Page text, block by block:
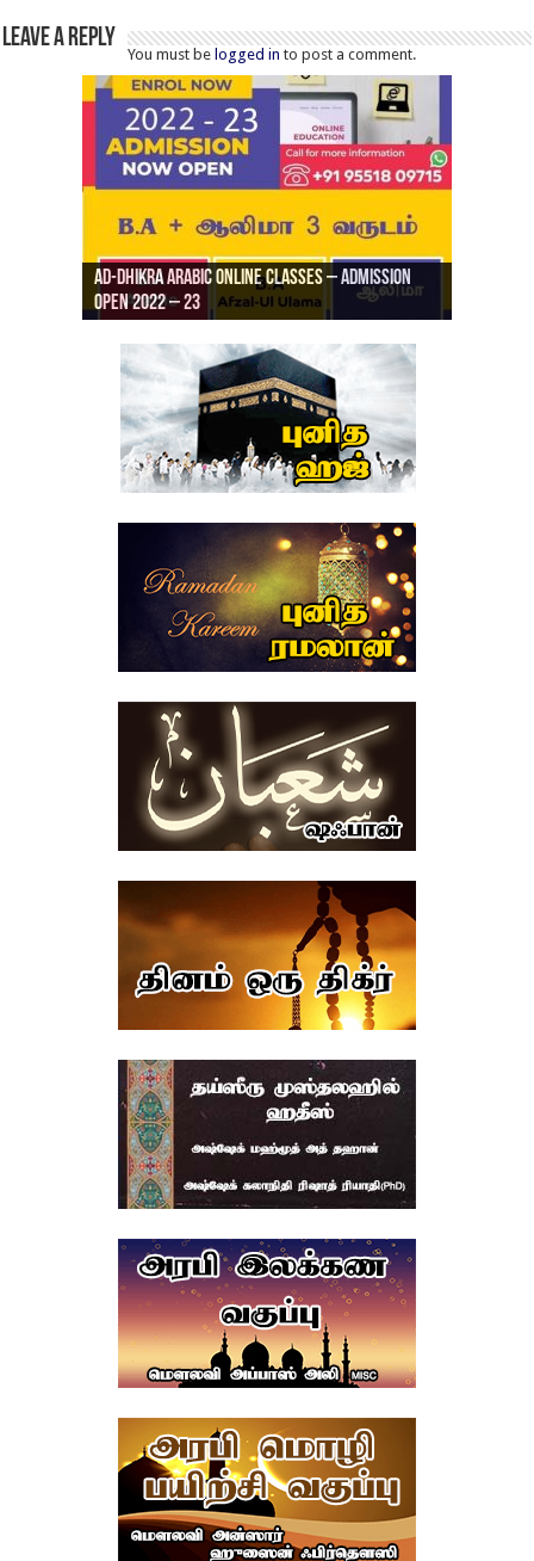
Leave a Reply
You must be logged in to post a comment.
Ad-Dhikra Arabic Online Classes – Admission
Open 2022 – 23
Ad-Dhikra Arabic Online Classes – BA Arabic
AD DHIKRA ARABIC COLLEGE ADMISSION
ரியாத் ஜும்ஆ தமிழாக்கம், Jamia Al Hajiri
Masjid (Kuwait Masjid), Malaz, Riyadh